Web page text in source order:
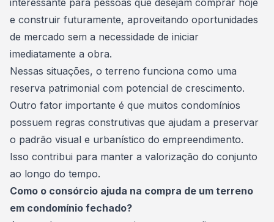
interessante para pessoas que desejam comprar hoje
e construir futuramente, aproveitando oportunidades
de mercado sem a necessidade de iniciar
imediatamente a obra.
Nessas situações, o terreno funciona como uma
reserva patrimonial com potencial de crescimento.
Outro fator importante é que muitos condomínios
possuem regras construtivas que ajudam a preservar
o padrão visual e urbanístico do empreendimento.
Isso contribui para manter a valorização do conjunto
ao longo do tempo.
Como o consórcio ajuda na compra de um terreno
em condomínio fechado?